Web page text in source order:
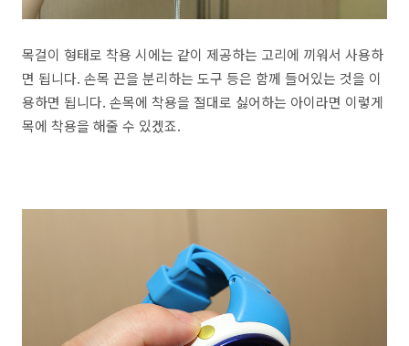
목걸이 형태로 착용 시에는 같이 제공하는 고리에 끼워서 사용하
면 됩니다. 손목 끈을 분리하는 도구 등은 함께 들어있는 것을 이
용하면 됩니다. 손목에 착용을 절대로 싫어하는 아이라면 이렇게
목에 착용을 해줄 수 있겠죠.